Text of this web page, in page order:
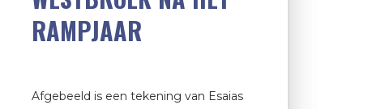
RAMPJAAR
Afgebeeld is een tekening van Esaias